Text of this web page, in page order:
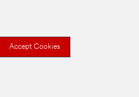
Accept Cookies